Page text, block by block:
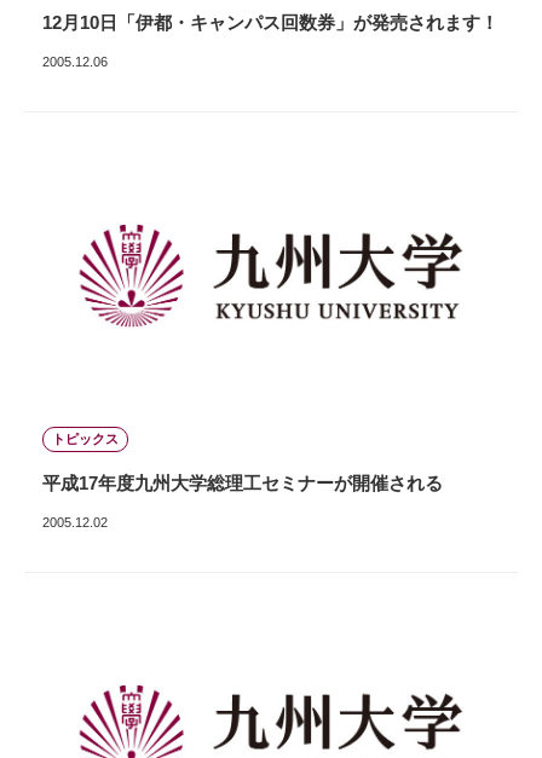
12月10日「伊都・キャンパス回数券」が発売されます！
2005.12.06
トピックス
平成17年度九州大学総理工セミナーが開催される
2005.12.02